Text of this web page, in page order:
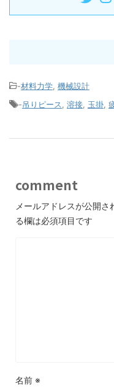
-材料力学 機械設計
-吊りピース 溶接 玉掛
comment
メールアドレスが公開さ
る欄は必須項目です
名前 ※